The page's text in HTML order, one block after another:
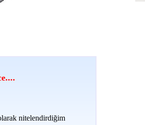
nitelendirdiğim